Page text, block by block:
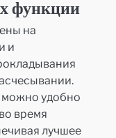
функции
на
и
удобно
время
лучшее